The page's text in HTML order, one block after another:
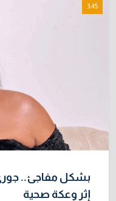
3:45
بشكل مفاجئ..
إثر وعكة صحية